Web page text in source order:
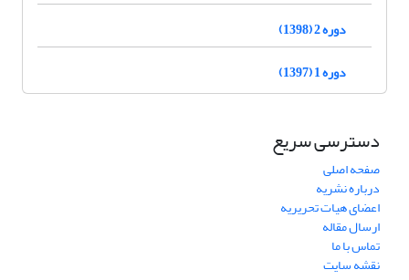
دوره 2 (1398)
دوره 1 (1397)
دسترسی سریع
صفحه اصلی
درباره نشریه
اعضای هیات تحریریه
ارسال مقاله
تماس با ما
نقشه سایت